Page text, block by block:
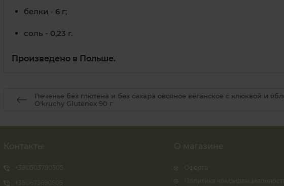
белки - 6 г;
соль - 0,23 г.
Произведено в Польше.
Печенье без глютена и без сахара овсяное веганское с клюквой и
O!kruchy Glutenex 90 г
Контакты
+380503790505
+380673690505
О магазине
Оферта
Политика